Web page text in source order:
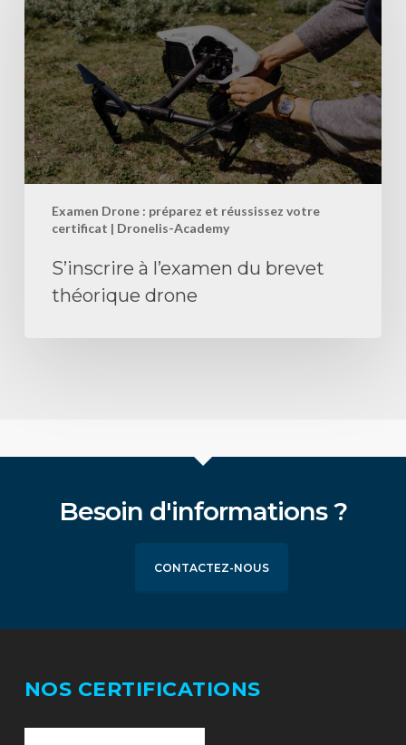
Examen Drone : préparez et réussissez votre
certificat | Dronelis-Academy
l’examen
du
brevet
théorique
drone
S’inscrire à l’examen du brevet
théorique drone
Besoin d'informations ?
CONTACTEZ-NOUS
NOS CERTIFICATIONS